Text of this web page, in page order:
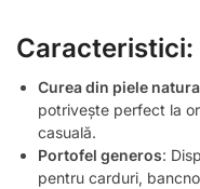
Caracteristici:
Curea din piele
potrivește perfect la
casuală.
Portofel generos:
pentru carduri,